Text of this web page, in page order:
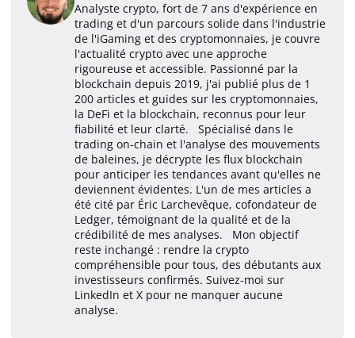
Analyste crypto, fort de 7 ans d'expérience en
trading et d'un parcours solide dans l'industrie
de l'iGaming et des cryptomonnaies, je couvre
l'actualité crypto avec une approche
rigoureuse et accessible. Passionné par la
blockchain depuis 2019, j'ai publié plus de 1
200 articles et guides sur les cryptomonnaies,
la DeFi et la blockchain, reconnus pour leur
fiabilité et leur clarté. Spécialisé dans le
trading on-chain et l'analyse des mouvements
de baleines, je décrypte les flux blockchain
pour anticiper les tendances avant qu'elles ne
deviennent évidentes. L'un de mes articles a
été cité par Éric Larchevêque, cofondateur de
Ledger, témoignant de la qualité et de la
crédibilité de mes analyses. Mon objectif
reste inchangé : rendre la crypto
compréhensible pour tous, des débutants aux
investisseurs confirmés. Suivez-moi sur
LinkedIn et X pour ne manquer aucune
analyse.